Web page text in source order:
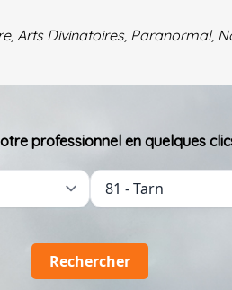
Arts Divinatoires, Paranormal,
professionnel en quelques
Rechercher